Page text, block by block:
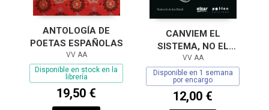
ANTOLOGÍA DE
POETAS ESPAÑOLAS
VV AA
Disponible en stock en la
librería
19,50 €
CANVIEM EL
SISTEMA, NO EL
CLIMA
VV AA
Disponible en 1 semana
por encargo
12,00 €